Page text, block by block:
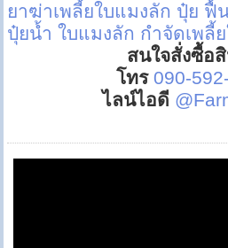
ยาฆ่าเพลี้ยใบแมงลัก ปุ๋ย ฟื้
ปุ๋ยน้ำ ใบแมงลัก กำจัดเพลี้
สนใจสั่งซื้อ
โทร 090-
ไลน์ไอดี